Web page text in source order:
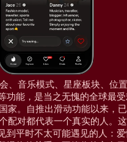
、音乐模式、星座板块、位
功能，是当之无愧的全球最
家。自推出滑动功能以来，
配对都代表一个真实的人。
到平时不太可能遇见的人：爱